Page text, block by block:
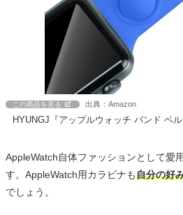
この商品を見る 出典：Amazon
HYUNGJ『アップルウォッチ バンド ベル
AppleWatch自体ファッションとして愛
す。AppleWatch用カラビナも自分の好
でしょう。